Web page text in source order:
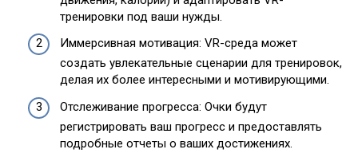
тренировки под ваши нужды.
Иммерсивная мотивация: VR-среда может
создать увлекательные сценарии для тренировок,
делая их более интересными и мотивирующими.
Отслеживание прогресса: Очки будут
регистрировать ваш прогресс и предоставлять
подробные отчеты о ваших достижениях.